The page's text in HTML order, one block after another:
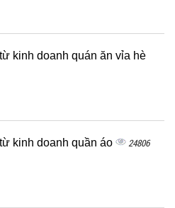
kinh doanh quán ăn vỉa hè
kinh doanh quần áo 24806